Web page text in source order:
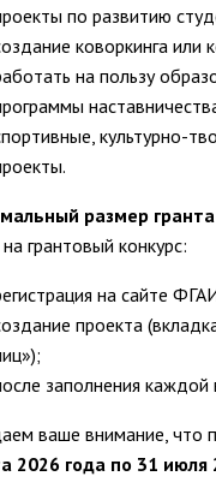
по развитию
коворкинга или
на пользу
культурно-
размер
на грантовый конкурс:
на сайте
проекта
заполнения каждой
ваше внимание, что
2026 года по 31 июля